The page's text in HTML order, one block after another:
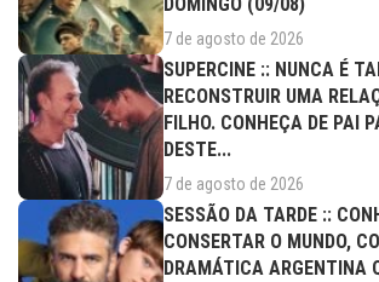
DOMINGO (09/08)
7 de agosto de 2026
SUPERCINE :: NUNCA É
RECONSTRUIR UMA
FILHO. CONHEÇA DE PAI
DESTE...
7 de agosto de 2026
SESSÃO DA TARDE ::
CONSERTAR O MUNDO,
DRAMÁTICA ARGENTINA